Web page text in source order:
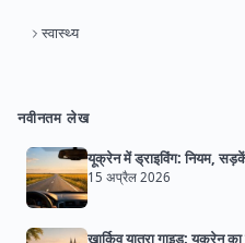
स्वास्थ्य
नवीनतम लेख
यूक्रेन में ड्राइविंग: नियम,
15 अप्रैल 2026
खार्किव यात्रा गाइड: यूक्रेन